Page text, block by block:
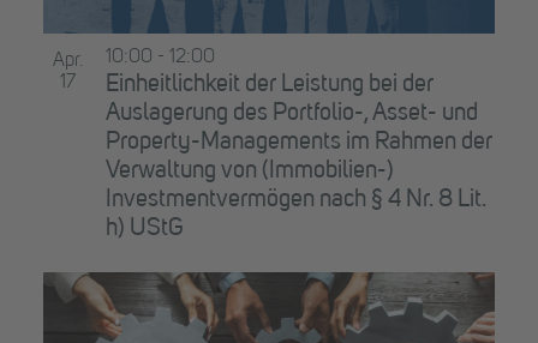
Apr.
17
Einheitlichkeit der Leistung bei der
Auslagerung des Portfolio-, Asset- und
Property-Managements im Rahmen der
Verwaltung von (Immobilien-)
Investmentvermögen nach § 4 Nr. 8 Lit.
h) UStG
10:00 - 12:00